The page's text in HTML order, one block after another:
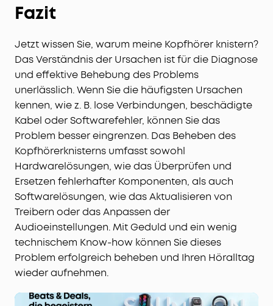
Fazit
Jetzt wissen Sie, warum meine Kopfhörer knistern?
Das Verständnis der Ursachen ist für die Diagnose
und effektive Behebung des Problems
unerlässlich. Wenn Sie die häufigsten Ursachen
kennen, wie z. B. lose Verbindungen, beschädigte
Kabel oder Softwarefehler, können Sie das
Problem besser eingrenzen. Das Beheben des
Kopfhörerknisterns umfasst sowohl
Hardwarelösungen, wie das Überprüfen und
Ersetzen fehlerhafter Komponenten, als auch
Softwarelösungen, wie das Aktualisieren von
Treibern oder das Anpassen der
Audioeinstellungen. Mit Geduld und ein wenig
technischem Know-how können Sie dieses
Problem erfolgreich beheben und Ihren Höralltag
wieder aufnehmen.